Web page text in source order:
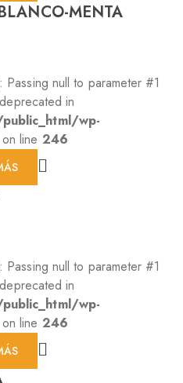
MENTA
Passing null to parameter #1
in
wp-
line 246
Passing null to parameter #1
in
wp-
line 246